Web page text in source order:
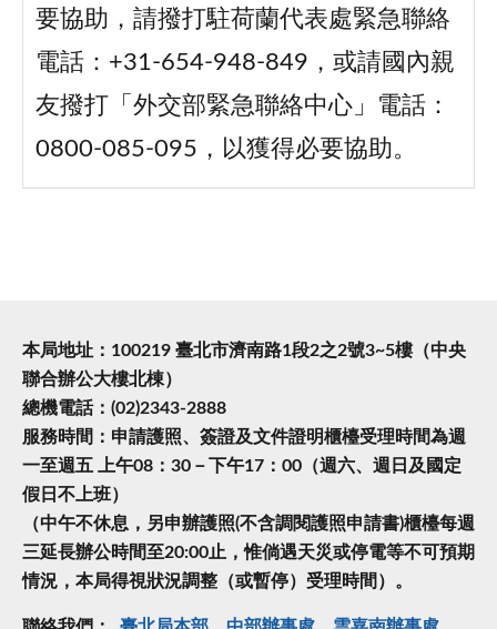
要協助，請撥打駐荷蘭代表處緊急聯絡
電話：+31-654-948-849，或請國內親
友撥打「外交部緊急聯絡中心」電話：
0800-085-095，以獲得必要協助。
本局地址：100219 臺北市濟南路1段2之2號3~5樓（中央
聯合辦公大樓北棟）
總機電話：(02)2343-2888
服務時間：申請護照、簽證及文件證明櫃檯受理時間為週
一至週五 上午08：30－下午17：00（週六、週日及國定
假日不上班）
（中午不休息，另申辦護照(不含調閱護照申請書)櫃檯每週
三延長辦公時間至20:00止，惟倘遇天災或停電等不可預期
情況，本局得視狀況調整（或暫停）受理時間）。